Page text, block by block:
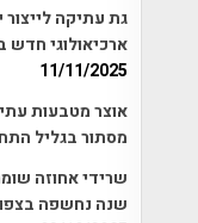
גת עתיקה לייצור
ארכיאולוגי
11/11/2025
אוצר מטבעות
מסתור בגליל
שנה נחשפה